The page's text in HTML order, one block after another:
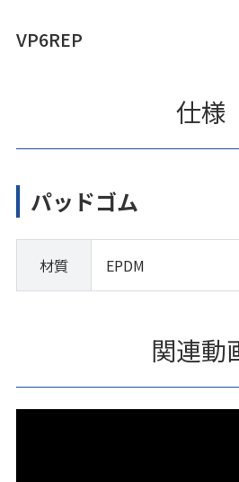
VP6REP
仕様
パッドゴム
材質 EPDM
関連動